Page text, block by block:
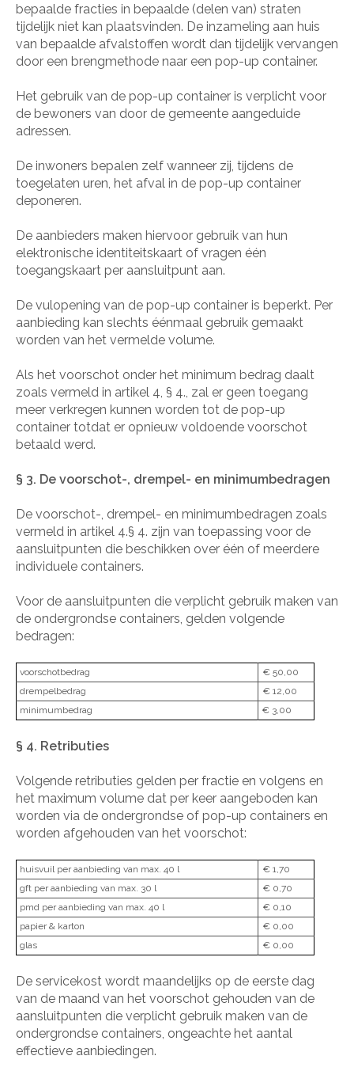
bepaalde fracties in bepaalde (delen van) straten
tijdelijk niet kan plaatsvinden. De inzameling aan huis
van bepaalde afvalstoffen wordt dan tijdelijk vervangen
door een brengmethode naar een pop-up container.
Het gebruik van de pop-up container is verplicht voor
de bewoners van door de gemeente aangeduide
adressen.
De inwoners bepalen zelf wanneer zij, tijdens de
toegelaten uren, het afval in de pop-up container
deponeren.
De aanbieders maken hiervoor gebruik van hun
elektronische identiteitskaart of vragen één
toegangskaart per aansluitpunt aan.
De vulopening van de pop-up container is beperkt. Per
aanbieding kan slechts éénmaal gebruik gemaakt
worden van het vermelde volume.
Als het voorschot onder het minimum bedrag daalt
zoals vermeld in artikel 4, § 4., zal er geen toegang
meer verkregen kunnen worden tot de pop-up
container totdat er opnieuw voldoende voorschot
betaald werd.
§ 3. De voorschot-, drempel- en minimumbedragen
De voorschot-, drempel- en minimumbedragen zoals
vermeld in artikel 4.§ 4. zijn van toepassing voor de
aansluitpunten die beschikken over één of meerdere
individuele containers.
Voor de aansluitpunten die verplicht gebruik maken van
de ondergrondse containers, gelden volgende
bedragen:
voorschotbedrag
€ 50,00
drempelbedrag
€ 12,00
minimumbedrag
€ 3,00
§ 4. Retributies
Volgende retributies gelden per fractie en volgens en
het maximum volume dat per keer aangeboden kan
worden via de ondergrondse of pop-up containers en
worden afgehouden van het voorschot:
huisvuil per aanbieding van max. 40 l
€ 1,70
gft per aanbieding van max. 30 l
€ 0,70
pmd per aanbieding van max. 40 l
€ 0,10
papier & karton
€ 0,00
glas
€ 0,00
De servicekost wordt maandelijks op de eerste dag
van de maand van het voorschot gehouden van de
aansluitpunten die verplicht gebruik maken van de
ondergrondse containers, ongeachte het aantal
effectieve aanbiedingen.